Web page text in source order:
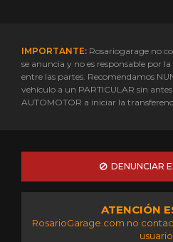
IMPORTANTE: Rosariogarage no
se anuncia y no es responsable por
entre las partes. Recomendamos
vehículo a un PARTICULAR sin
AUTOMOTOR a iniciar la
DENUNCIAR
ATENCIÓN
RosarioGarage.com no